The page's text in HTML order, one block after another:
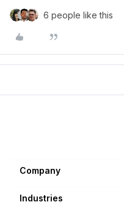
6 people like this
Company
Industries